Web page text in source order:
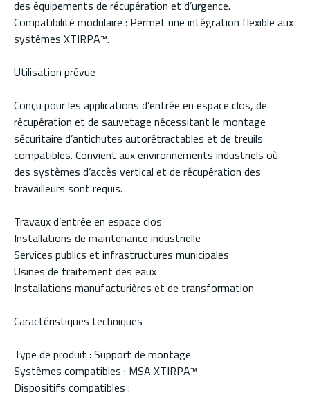
des équipements de récupération et d’urgence.
Compatibilité modulaire : Permet une intégration flexible aux
systèmes XTIRPA™.
Utilisation prévue
Conçu pour les applications d’entrée en espace clos, de
récupération et de sauvetage nécessitant le montage
sécuritaire d’antichutes autorétractables et de treuils
compatibles. Convient aux environnements industriels où
des systèmes d’accès vertical et de récupération des
travailleurs sont requis.
Travaux d’entrée en espace clos
Installations de maintenance industrielle
Services publics et infrastructures municipales
Usines de traitement des eaux
Installations manufacturières et de transformation
Caractéristiques techniques
Type de produit : Support de montage
Systèmes compatibles : MSA XTIRPA™
Dispositifs compatibles :